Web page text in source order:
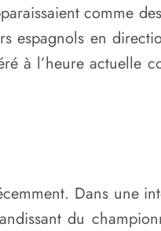
comme
espagnols en
à l’heure actuelle
Dans une
du